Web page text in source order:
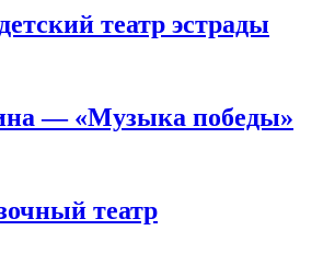
театр эстрады
— «Музыка победы»
театр